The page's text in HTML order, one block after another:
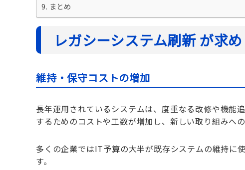
まとめ
レガシーシステム刷新 が求
維持・保守コストの増加
長年運用されているシステムは、度重なる改修や機能
するためのコストや工数が増加し、新しい取り組みへ
多くの企業ではIT予算の大半が既存システムの維持に
す。